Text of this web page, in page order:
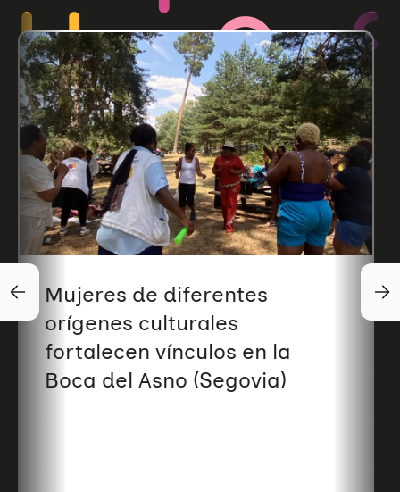
Mujeres de diferentes
orígenes culturales
fortalecen vínculos en la
Boca del Asno (Segovia)